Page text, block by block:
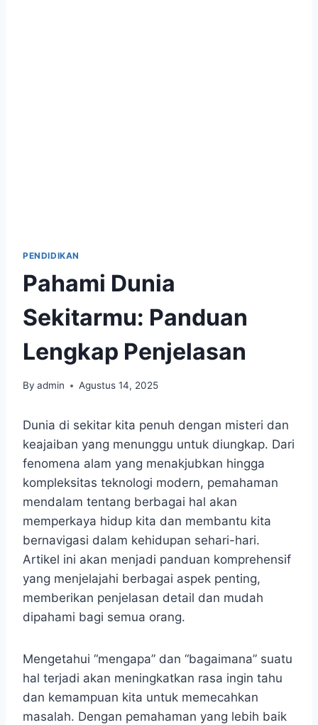
PENDIDIKAN
Pahami Dunia
Sekitarmu: Panduan
Lengkap Penjelasan
By admin Agustus 14, 2025
Dunia di sekitar kita penuh dengan misteri dan
keajaiban yang menunggu untuk diungkap. Dari
fenomena alam yang menakjubkan hingga
kompleksitas teknologi modern, pemahaman
mendalam tentang berbagai hal akan
memperkaya hidup kita dan membantu kita
bernavigasi dalam kehidupan sehari-hari.
Artikel ini akan menjadi panduan komprehensif
yang menjelajahi berbagai aspek penting,
memberikan penjelasan detail dan mudah
dipahami bagi semua orang.
Mengetahui “mengapa” dan “bagaimana” suatu
hal terjadi akan meningkatkan rasa ingin tahu
dan kemampuan kita untuk memecahkan
masalah. Dengan pemahaman yang lebih baik